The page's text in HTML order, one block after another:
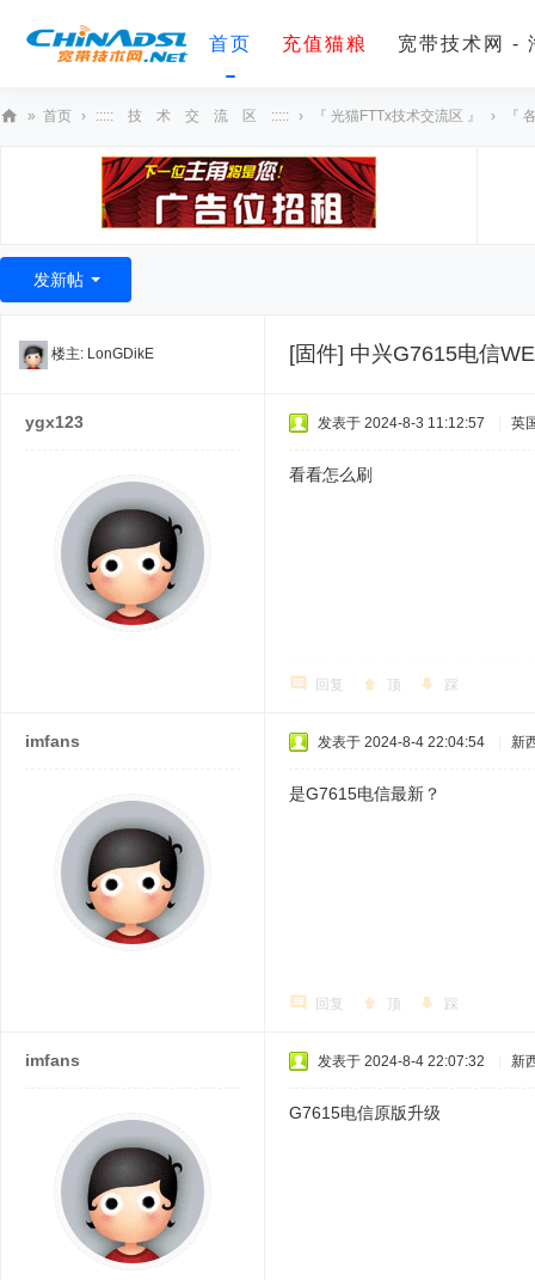
首页 充值猫粮 宽带技术网 -
术
» 首页 › ::::: 技 术 交 流 区 ::::: › 『 光猫FTTx技术交流区 』 › 『
发新帖
楼主: LonGDikE [固件] 中兴G7615电信
ygx123 发表于 2024-8-3 11:12:57 英
看看怎么刷
回复 顶 踩
imfans 发表于 2024-8-4 22:04:54 新
是G7615电信最新？
回复 顶 踩
imfans 发表于 2024-8-4 22:07:32 新
G7615电信原版升级